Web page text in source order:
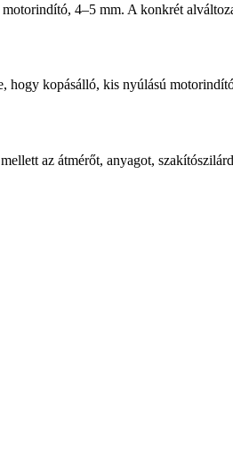
4–5 mm. A konkrét
hogy kopásálló, kis nyúlású
az átmérőt, anyagot,